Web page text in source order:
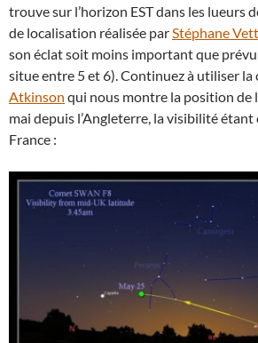
trouve sur l’horizon EST dans les lueurs
de localisation réalisée parStéphane
son éclat soit moins important que
situe entre 5 et 6). Continuez à utiliser la
Atkinson qui nous montre la position de
mai depuis l’Angleterre, la visibilité
France :